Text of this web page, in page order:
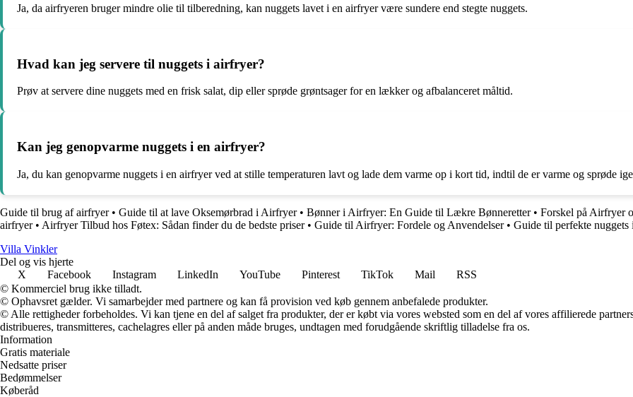
Ja, da airfryeren bruger mindre olie til tilberedning, kan nuggets lavet i en airfryer være sundere end stegte nuggets.
Hvad kan jeg servere til nuggets i airfryer?
Prøv at servere dine nuggets med en frisk salat, dip eller sprøde grøntsager for en lækker og afbalanceret måltid.
Kan jeg genopvarme nuggets i en airfryer?
Ja, du kan genopvarme nuggets i en airfryer ved at stille temperaturen lavt og lade dem varme op i kort tid, indtil de er varme og sprøde
Guide til brug af airfryer• Guide til at lave Oksemørbrad i Airfryer• Bønner i Airfryer: En Guide til Lækre Bønneretter• Forskel på Airfryer
airfryer• Airfryer Tilbud hos Føtex: Sådan finder du de bedste priser• Guide til Airfryer: Fordele og Anvendelser• Guide til perfekte nuggets
Villa Vinkler
Del og vis hjerte
X
Facebook Instagram LinkedIn YouTube Pinterest TikTok Mail
RSS
© Kommerciel brug ikke tilladt.
© Ophavsret gælder. Vi samarbejder med partnere og kan få provision ved køb gennem anbefalede produkter.
© Alle rettigheder forbeholdes. Vi kan tjene en del af salget fra produkter, der er købt via vores websted som en del af vores affilierede
distribueres, transmitteres, cachelagres eller på anden måde bruges, undtagen med forudgående skriftlig tilladelse fra os.
Information
Gratis materiale
Nedsatte priser
Bedømmelser
Køberåd